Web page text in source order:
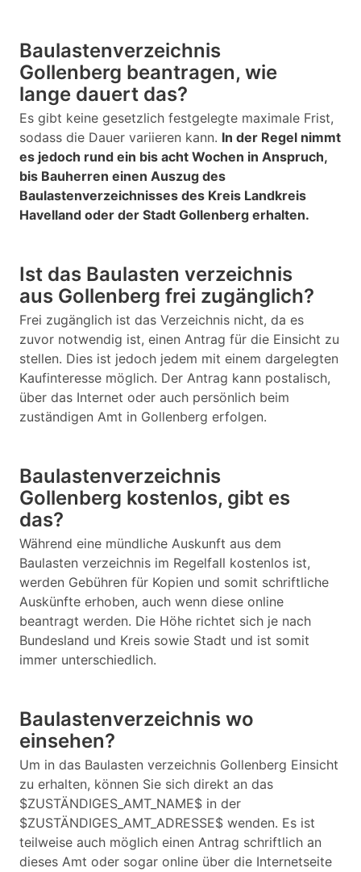
Baulastenverzeichnis
Gollenberg beantragen, wie
lange dauert das?
Es gibt keine gesetzlich festgelegte maximale Frist,
sodass die Dauer variieren kann. In der Regel nimmt
es jedoch rund ein bis acht Wochen in Anspruch,
bis Bauherren einen Auszug des
Baulastenverzeichnisses des Kreis Landkreis
Havelland oder der Stadt Gollenberg erhalten.
Ist das Baulasten verzeichnis
aus Gollenberg frei zugänglich?
Frei zugänglich ist das Verzeichnis nicht, da es
zuvor notwendig ist, einen Antrag für die Einsicht zu
stellen. Dies ist jedoch jedem mit einem dargelegten
Kaufinteresse möglich. Der Antrag kann postalisch,
über das Internet oder auch persönlich beim
zuständigen Amt in Gollenberg erfolgen.
Baulastenverzeichnis
Gollenberg kostenlos, gibt es
das?
Während eine mündliche Auskunft aus dem
Baulasten verzeichnis im Regelfall kostenlos ist,
werden Gebühren für Kopien und somit schriftliche
Auskünfte erhoben, auch wenn diese online
beantragt werden. Die Höhe richtet sich je nach
Bundesland und Kreis sowie Stadt und ist somit
immer unterschiedlich.
Baulastenverzeichnis wo
einsehen?
Um in das Baulasten verzeichnis Gollenberg Einsicht
zu erhalten, können Sie sich direkt an das
$ZUSTÄNDIGES_AMT_NAME$ in der
$ZUSTÄNDIGES_AMT_ADRESSE$ wenden. Es ist
teilweise auch möglich einen Antrag schriftlich an
dieses Amt oder sogar online über die Internetseite